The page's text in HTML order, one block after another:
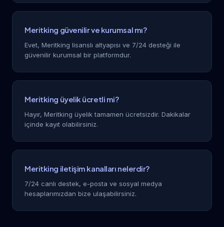
Meritking güvenilir ve kurumsal mı?
Evet, Meritking lisanslı altyapısı ve 7/24 desteği ile
güvenilir kurumsal bir platformdur.
Meritking üyelik ücretli mi?
Hayır, Meritking üyelik tamamen ücretsizdir. Dakikalar
içinde kayıt olabilirsiniz.
Meritking iletişim kanalları nelerdir?
7/24 canlı destek, e-posta ve sosyal medya
hesaplarımızdan bize ulaşabilirsiniz.